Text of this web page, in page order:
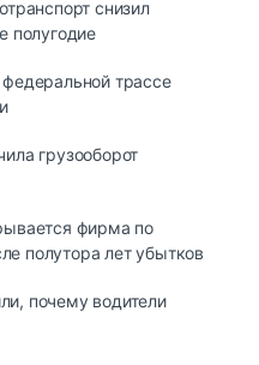
снизил
полугодие
трассе
грузооборот
фирма по
полутора лет убытков
почему водители